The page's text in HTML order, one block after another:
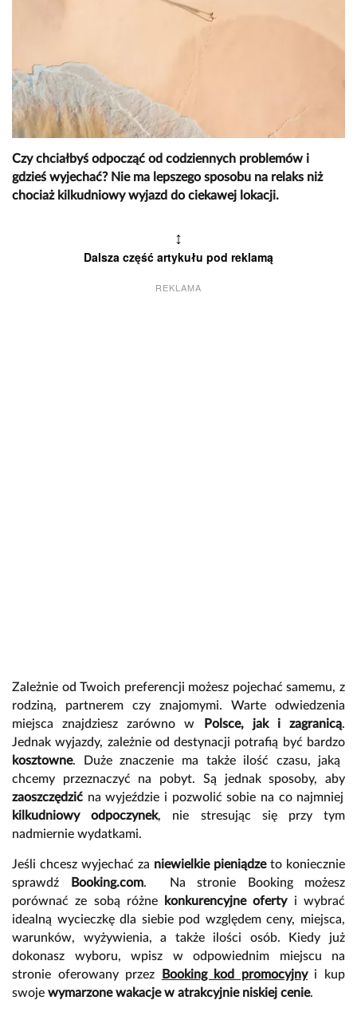
Czy chciałbyś odpocząć od codziennych problemów i
gdzieś wyjechać? Nie ma lepszego sposobu na relaks niż
chociaż kilkudniowy wyjazd do ciekawej lokacji.
↕
Dalsza część artykułu pod reklamą
REKLAMA
Zależnie od Twoich preferencji możesz pojechać samemu, z
rodziną, partnerem czy znajomymi. Warte odwiedzenia
miejsca znajdziesz zarówno w
Polsce, jak i zagranicą.
Jednak wyjazdy, zależnie od destynacji potrafią być bardzo
kosztowne. Duże znaczenie ma także ilość czasu, jaką
chcemy przeznaczyć na pobyt. Są jednak sposoby, aby
zaoszczędzić na wyjeździe i pozwolić sobie na co najmniej
kilkudniowy odpoczynek, nie stresując się przy tym
nadmiernie wydatkami.
Jeśli chcesz wyjechać za niewielkie pieniądzeto koniecznie
sprawdź
Booking.com. Na stronie Booking możesz
porównać ze sobą różnekonkurencyjne ofertyi wybrać
idealną wycieczkę dla siebie pod względem ceny, miejsca,
warunków, wyżywienia, a także ilości osób. Kiedy już
dokonasz wyboru, wpisz w odpowiednim miejscu na
stronie oferowany przez
Booking kod promocyjnyi kup
swoje wymarzone wakacje w atrakcyjnie niskiej cenie.